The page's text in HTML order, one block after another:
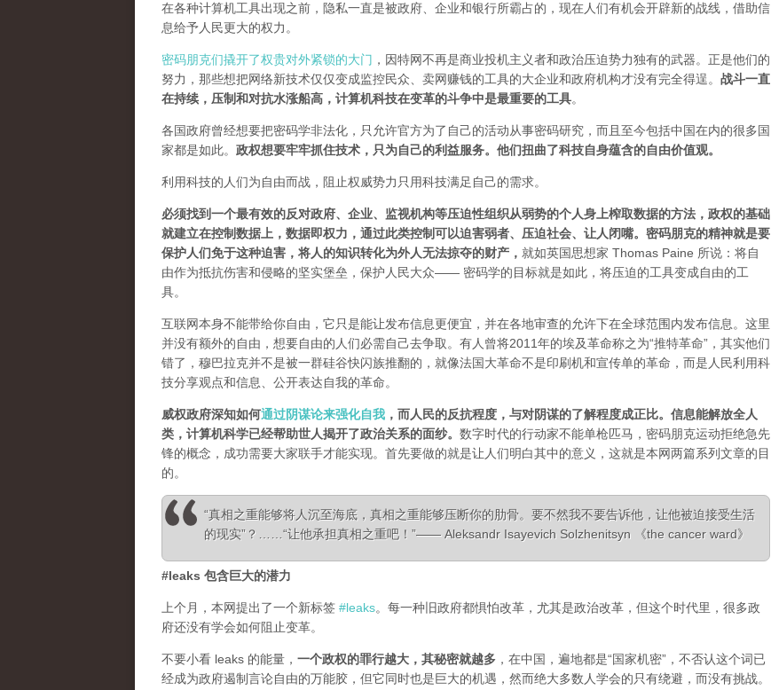
在各种计算机工具出现之前，隐私一直是被政府、企业和银行所霸占的，现在人们有机会开辟新的战线，借助信
息给予人民更大的权力。
密码朋克们撬开了权贵对外紧锁的大门 ，因特网不再是商业投机主义者和政治压迫势力独有的武器。正是他们的
努力，那些想把网络新技术仅仅变成监控民众、卖网赚钱的工具的大企业和政府机构才没有完全得逞。 战斗一直
在持续，压制和对抗水涨船高，计算机科技在变革的斗争中是最重要的工具。
各国政府曾经想要把密码学非法化，只允许官方为了自己的活动从事密码研究，而且至今包括中国在内的很多国
家都是如此。 政权想要牢牢抓住技术，只为自己的利益服务。他们扭曲了科技自身蕴含的自由价值观。
利用科技的人们为自由而战，阻止权威势力只用科技满足自己的需求。
必须找到一个最有效的反对政府、企业、监视机构等压迫性组织从弱势的个人身上榨取数据的方法，政权的基础
就建立在控制数据上，数据即权力，通过此类控制可以迫害弱者、压迫社会、让人闭嘴。密码朋克的精神就是要
保护人们免于这种迫害，将人的知识转化为外人无法掠夺的财产 ， 就如英国思想家 Thomas Paine 所说：将自
由作为抵抗伤害和侵略的坚实堡垒，保护人民大众—— 密码学的目标就是如此，将压迫的工具变成自由的工
具。
互联网本身不能带给你自由，它只是能让发布信息更便宜，并在各地审查的允许下在全球范围内发布信息。这里
并没有额外的自由，想要自由的人们必需自己去争取。有人曾将2011年的埃及革命称之为“推特革命”，其实他们
错了，穆巴拉克并不是被一群硅谷快闪族推翻的，就像法国大革命不是印刷机和宣传单的革命，而是人民利用科
技分享观点和信息、公开表达自我的革命。
威权政府深知如何通过阴谋论来强化自我 ，而人民的反抗程度，与对阴谋的了解程度成正比。信息能解放全人
类，计算机科学已经帮助世人揭开了政治关系的面纱。 数字时代的行动家不能单枪匹马，密码朋克运动拒绝急先
锋的概念，成功需要大家联手才能实现。首先要做的就是让人们明白其中的意义，这就是本网两篇系列文章的目
的。
“真相之重能够将人沉至海底，真相之重能够压断你的肋骨。要不然我不要告诉他，让他被迫接受生活
的现实”？……“让他承担真相之重吧！”—— Aleksandr Isayevich Solzhenitsyn 《the cancer ward》
#leaks 包含巨大的潜力
上个月，本网提出了一个新标签 #leaks。每一种旧政府都惧怕改革，尤其是政治改革，但这个时代里，很多政
府还没有学会如何阻止变革。
不要小看 leaks 的能量， 一个政权的罪行越大，其秘密就越多 ，在中国，遍地都是“国家机密”，不否认这个词已
经成为政府遏制言论自由的万能胶，但它同时也是巨大的机遇，然而绝大多数人学会的只有绕避，而没有挑战。